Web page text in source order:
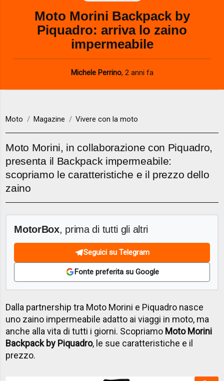
Moto Morini Backpack by
Piquadro: arriva lo zaino
impermeabile
Michele Perrino, 2 anni fa
Moto Magazine Vivere con la moto
Moto Morini, in collaborazione con Piquadro,
presenta il Backpack impermeabile:
scopriamo le caratteristiche e il prezzo dello
zaino
MotorBox, prima di tutti gli altri
Seguici su Telegram
Fonte preferita su Google
Dalla partnership tra Moto Morini e Piquadro nasce
uno zaino impermeabile adatto ai viaggi in moto, ma
anche alla vita di tutti i giorni. Scopriamo Moto Morini
Backpack by Piquadro, le sue caratteristiche e il
prezzo.